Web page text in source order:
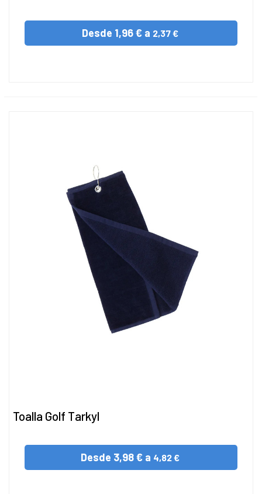
Desde 1,96 € a 2,37 €
Toalla Golf Tarkyl
Desde 3,98 € a 4,82 €